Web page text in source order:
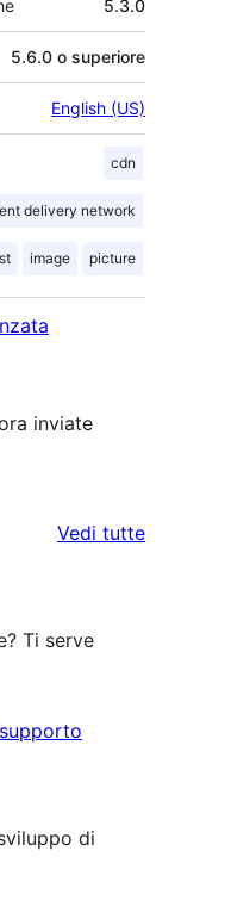
5.3.0
5.6.0 o superiore
English (US)
cdn
delivery network
image picture
inviate
Vedi tuttele
Ti serve
di